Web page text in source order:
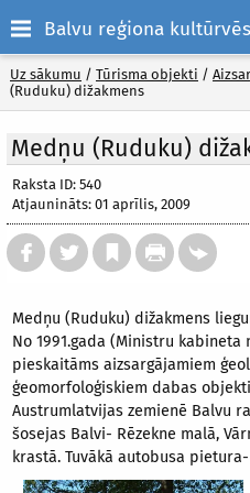
Balvu reģiona
Uz sākumu / Tūrisma objekti /
(Ruduku) dižakmens
Medņu (Ruduku)
Raksta ID: 540
Atjaunināts: 01 aprīlis, 2009
Medņu (Ruduku) dižakmens
No 1991.gada (Ministru kabineta
pieskaitāms aizsargājamiem
ģeomorfoloģiskiem dabas
Austrumlatvijas zemienē Balvu
šosejas Balvi- Rēzekne malā,
krastā. Tuvākā autobusa